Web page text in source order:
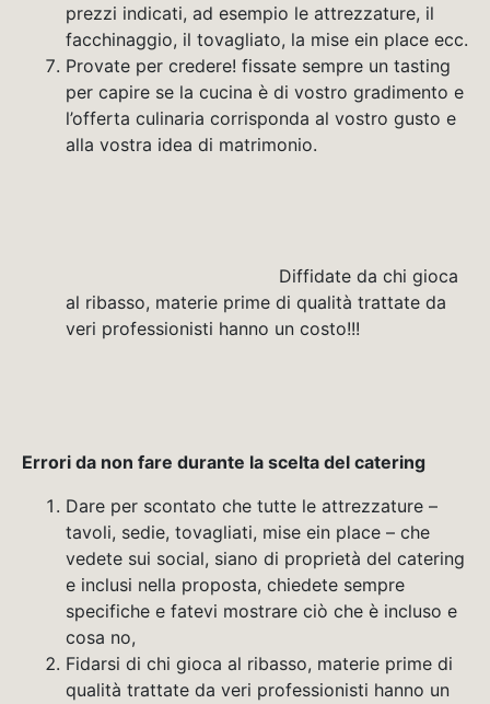
prezzi indicati, ad esempio le attrezzature, il
facchinaggio, il tovagliato, la mise ein place ecc.
Provate per credere! fissate sempre un tasting
per capire se la cucina è di vostro gradimento e
l’offerta culinaria corrisponda al vostro gusto e
alla vostra idea di matrimonio.
Diffidate da chi gioca
al ribasso, materie prime di qualità trattate da
veri professionisti hanno un costo!!!
Errori da non fare durante la scelta del catering
Dare per scontato che tutte le attrezzature –
tavoli, sedie, tovagliati, mise ein place – che
vedete sui social, siano di proprietà del catering
e inclusi nella proposta, chiedete sempre
specifiche e fatevi mostrare ciò che è incluso e
cosa no,
Fidarsi di chi gioca al ribasso, materie prime di
qualità trattate da veri professionisti hanno un